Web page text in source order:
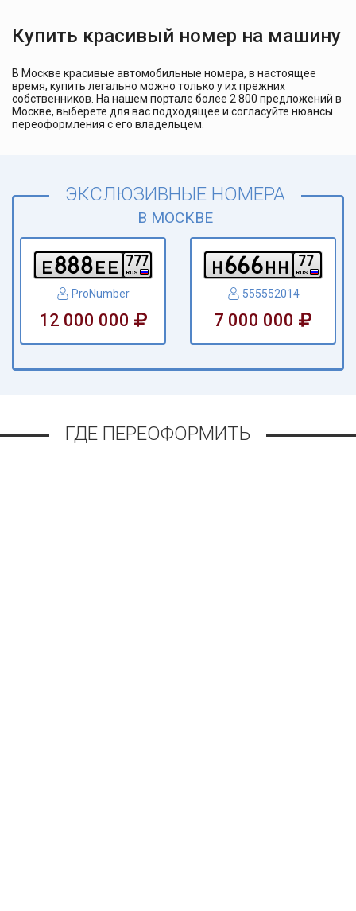
Купить красивый номер на машину
В Москве красивые автомобильные номера, в настоящее
время, купить легально можно только у их прежних
собственников. На нашем портале более 2 800 предложений в
Москве, выберете для вас подходящее и согласуйте нюансы
переоформления с его владельцем.
ЭКСЛЮЗИВНЫЕ НОМЕРА
В МОСКВЕ
e888e e RUS
777
ProNumber
12 000 000
h666h h RUS
77
555552014
7 000 000
ГДЕ ПЕРЕОФОРМИТЬ